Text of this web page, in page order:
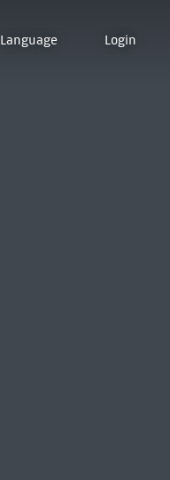
Language Login